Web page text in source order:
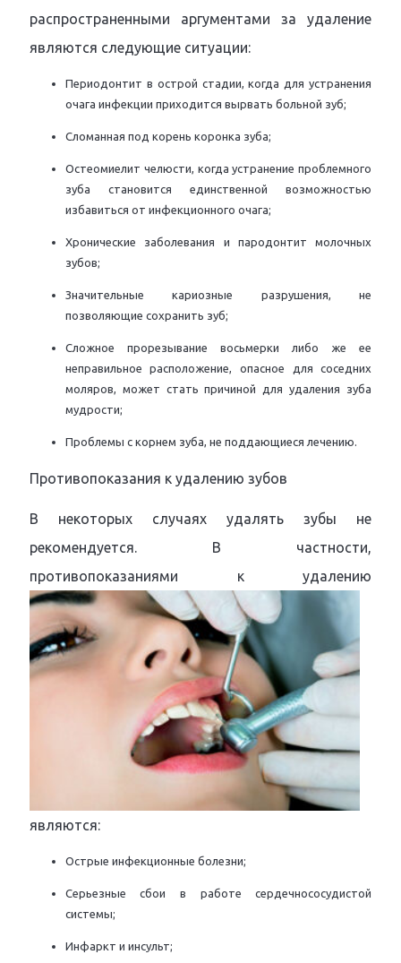
распространенными аргументами за удаление
являются следующие ситуации:
Периодонтит в острой стадии, когда для устранения
очага инфекции приходится вырвать больной зуб;
Сломанная под корень коронка зуба;
Остеомиелит челюсти, когда устранение проблемного
зуба становится единственной возможностью
избавиться от инфекционного очага;
Хронические заболевания и пародонтит молочных
зубов;
Значительные кариозные разрушения, не
позволяющие сохранить зуб;
Сложное прорезывание восьмерки либо же ее
неправильное расположение, опасное для соседних
моляров, может стать причиной для удаления зуба
мудрости;
Проблемы с корнем зуба, не поддающиеся лечению.
Противопоказания к удалению зубов
В некоторых случаях удалять зубы не
рекомендуется. В частности,
противопоказаниями к удалению
являются:
Острые инфекционные болезни;
Серьезные сбои в работе сердечнососудистой
системы;
Инфаркт и инсульт;